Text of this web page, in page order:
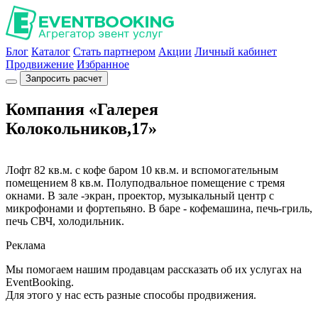
Блог Каталог Стать партнером Акции Личный кабинет
Продвижение Избранное
Запросить расчет
Компания «Галерея
Колокольников,17»
Лофт 82 кв.м. с кофе баром 10 кв.м. и вспомогательным
помещением 8 кв.м. Полуподвальное помещение с тремя
окнами. В зале -экран, проектор, музыкальный центр с
микрофонами и фортепьяно. В баре - кофемашина, печь-гриль,
печь СВЧ, холодильник.
Реклама
Мы помогаем нашим продавцам рассказать об их услугах на
EventBooking.
Для этого у нас есть разные способы продвижения.